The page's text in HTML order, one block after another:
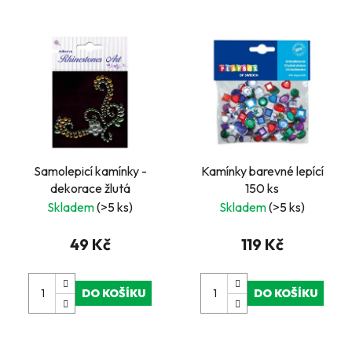
Samolepicí kamínky -
dekorace žlutá
Skladem(>5 ks)
49 Kč
DO KOŠÍKU
Kamínky barevné lepící
150 ks
Skladem(>5 ks)
119 Kč
DO KOŠÍKU